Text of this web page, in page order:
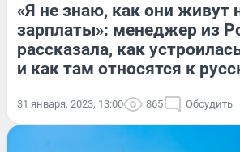
«Я не знаю, как они живут
зарплаты»: менеджер из
рассказала, как
и как там относятся к
31 января, 2023, 13:00 865 Обсудить